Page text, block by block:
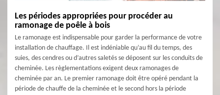
Les périodes appropriées pour procéder au
ramonage de poêle à bois
Le ramonage est indispensable pour garder la performance de votre
installation de chauffage. Il est indéniable qu’au fil du temps, des
suies, des cendres ou d’autres saletés se déposent sur les conduits de
cheminée. Les règlementations exigent deux ramonages de
cheminée par an. Le premier ramonage doit être opéré pendant la
période de chauffe de la cheminée et le second hors la période